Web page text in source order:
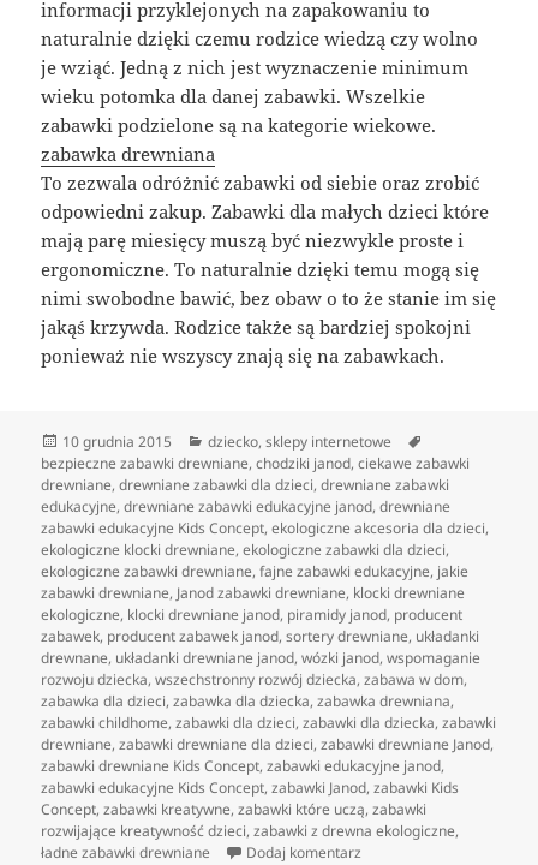
informacji przyklejonych na zapakowaniu to
naturalnie dzięki czemu rodzice wiedzą czy wolno
je wziąć. Jedną z nich jest wyznaczenie minimum
wieku potomka dla danej zabawki. Wszelkie
zabawki podzielone są na kategorie wiekowe.
zabawka drewniana
To zezwala odróżnić zabawki od siebie oraz zrobić
odpowiedni zakup. Zabawki dla małych dzieci które
mają parę miesięcy muszą być niezwykle proste i
ergonomiczne. To naturalnie dzięki temu mogą się
nimi swobodne bawić, bez obaw o to że stanie im się
jakąś krzywda. Rodzice także są bardziej spokojni
ponieważ nie wszyscy znają się na zabawkach.
Data
publikacji
10 grudnia 2015 Kategorie
dziecko,sklepy internetowe
bezpieczne zabawki drewniane,chodziki janod,ciekawe zabawki
drewniane,drewniane zabawki dla dzieci,drewniane zabawki
edukacyjne,drewniane zabawki edukacyjne janod,drewniane
zabawki edukacyjne Kids Concept,ekologiczne akcesoria dla dzieci,
ekologiczne klocki drewniane,ekologiczne zabawki dla dzieci,
ekologiczne zabawki drewniane,fajne zabawki edukacyjne, jakie
zabawki drewniane, Janod zabawki drewniane, klocki drewniane
ekologiczne, klocki drewniane janod, piramidy janod, producent
zabawek, producent zabawek janod,sortery drewniane, układanki
drewnane, układanki drewniane janod,wózki janod,wspomaganie
rozwoju dziecka,wszechstronny rozwój dziecka,zabawa w dom,
zabawka dla dzieci,zabawka dla dziecka,zabawka drewniana,
zabawki childhome,zabawki dla dzieci,zabawki dla dziecka,zabawki
drewniane,zabawki drewniane dla dzieci,zabawki drewniane Janod,
zabawki drewniane Kids Concept,zabawki edukacyjne janod,
zabawki edukacyjne Kids Concept,zabawki Janod,zabawki Kids
Concept,zabawki kreatywne,zabawki które uczą,zabawki
rozwijające kreatywność dzieci,zabawki z drewna ekologiczne,
ładne zabawki drewniane
Dodaj komentarz